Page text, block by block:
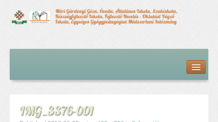
Hírfolyam
Alapdokumentumok
IMG_3376-001